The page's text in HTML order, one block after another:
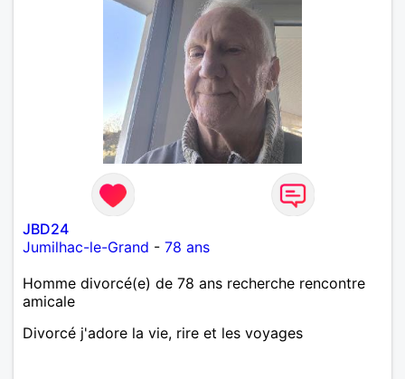
JBD24
Jumilhac-le-Grand - 78 ans
Homme divorcé(e) de 78 ans recherche rencontre
amicale
Divorcé j'adore la vie, rire et les voyages